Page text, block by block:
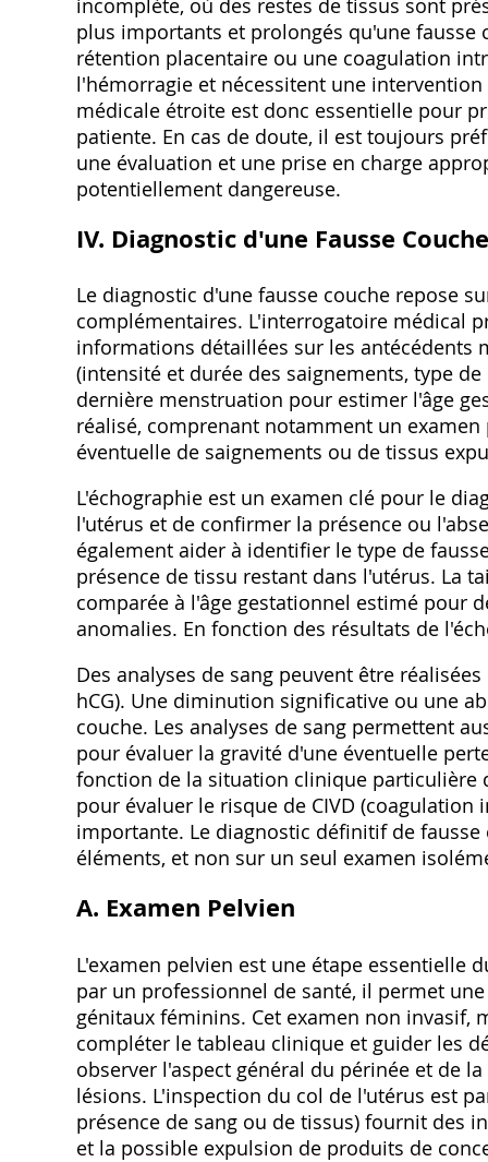
plus importants et prolongés qu'une
rétention placentaire ou une coagulation
l'hémorragie et nécessitent une
médicale étroite est donc essentielle pour
patiente. En cas de doute, il est toujours
une évaluation et une prise en charge
potentiellement dangereuse.
IV. Diagnostic d'une Fausse Couche
Le diagnostic d'une fausse couche repose
complémentaires. L'interrogatoire médical
informations détaillées sur les antécédents
(intensité et durée des saignements, type
dernière menstruation pour estimer l'âge
réalisé, comprenant notamment un
éventuelle de saignements ou de tissus
L'échographie est un examen clé pour le
l'utérus et de confirmer la présence ou
également aider à identifier le type de
présence de tissu restant dans l'utérus. La
comparée à l'âge gestationnel estimé pour
anomalies. En fonction des résultats de
Des analyses de sang peuvent être
hCG). Une diminution significative ou une
couche. Les analyses de sang permettent
pour évaluer la gravité d'une éventuelle
fonction de la situation clinique particulière
pour évaluer le risque de CIVD
importante. Le diagnostic définitif de
éléments, et non sur un seul examen
A. Examen Pelvien
L'examen pelvien est une étape essentielle
par un professionnel de santé, il permet
génitaux féminins. Cet examen non
compléter le tableau clinique et guider les
observer l'aspect général du périnée et de
lésions. L'inspection du col de l'utérus est
présence de sang ou de tissus) fournit des
et la possible expulsion de produits de